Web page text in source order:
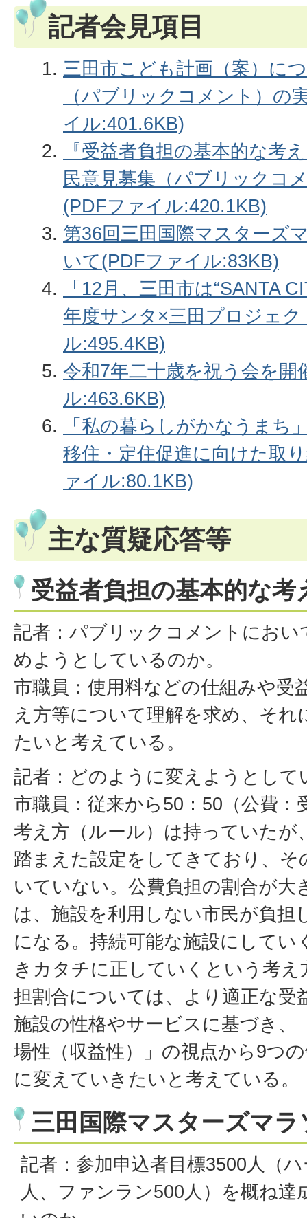
記者会見項目
三田市こども計画（案）に
（パブリックコメント）の
イル:401.6KB)
『受益者負担の基本的な考
民意見募集（パブリックコ
(PDFファイル:420.1KB)
第36回三田国際マスターズ
いて(PDFファイル:83KB)
「12月、三田市は“SANTA
年度サンタ×三田プロジェ
ル:495.4KB)
令和7年二十歳を祝う会を
ル:463.6KB)
「私の暮らしがかなうまち
移住・定住促進に向けた取
ァイル:80.1KB)
主な質疑応答等
受益者負担の基本的な
記者：パブリックコメントにおい
めようとしているのか。
市職員：使用料などの仕組みや受
え方等について理解を求め、そ
たいと考えている。
記者：どのように変えようとして
市職員：従来から50：50（公費：
考え方（ルール）は持っていたが
踏まえた設定をしてきており、そ
いていない。公費負担の割合が大
は、施設を利用しない市民が負担
になる。持続可能な施設にしてい
きカタチに正していくという考
担割合については、より適正な受
施設の性格やサービスに基づき、
場性（収益性）」の視点から9つ
に変えていきたいと考えている。
三田国際マスターズマ
記者：参加申込者目標3500人（
人、ファンラン500人）を概ね